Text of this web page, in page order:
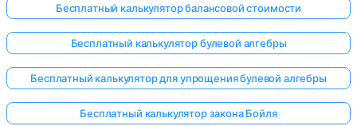
Бесплатный калькулятор балансовой стоимости
Бесплатный калькулятор булевой алгебры
Бесплатный калькулятор для упрощения булевой алгебры
Бесплатный калькулятор закона Бойля